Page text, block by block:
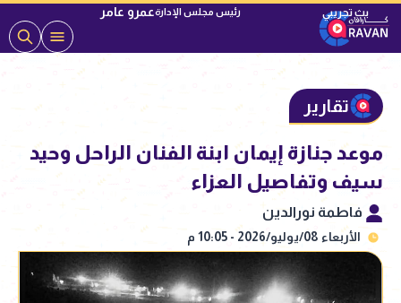
رئيس مجلس الإدارةعمرو عامر
تقارير
موعد جنازة إيمان ابنة الفنان الراحل وحيد
سيف وتفاصيل العزاء
فاطمة نورالدين
الأربعاء 08/يوليو/2026 - 10:05 م